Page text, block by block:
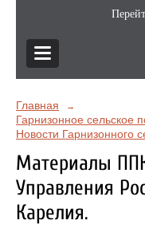
Главная →
Гарнизонное сельское
Новости Гарнизонного
Материалы
Управления
Карелия.